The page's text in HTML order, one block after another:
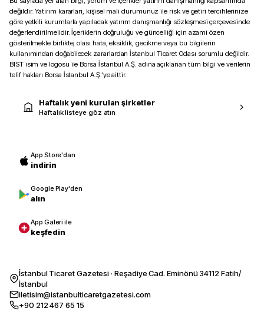
değildir. Yatırım kararları, kişisel mali durumunuz ile risk ve getiri tercihlerinize
göre yetkili kurumlarla yapılacak yatırım danışmanlığı sözleşmesi çerçevesinde
değerlendirilmelidir. İçeriklerin doğruluğu ve güncelliği için azami özen
gösterilmekle birlikte, olası hata, eksiklik, gecikme veya bu bilgilerin
kullanımından doğabilecek zararlardan İstanbul Ticaret Odası sorumlu değildir.
BIST isim ve logosu ile Borsa İstanbul A.Ş. adına açıklanan tüm bilgi ve verilerin
telif hakları Borsa İstanbul A.Ş.’ye aittir.
Haftalık yeni kurulan şirketler
Haftalık listeye göz atın
App Store'dan
indirin
Google Play'den
alın
App Galeri ile
keşfedin
İstanbul Ticaret Gazetesi · Reşadiye Cad. Eminönü 34112 Fatih/
İstanbul
iletisim@istanbulticaretgazetesi.com
+90 212 467 65 15